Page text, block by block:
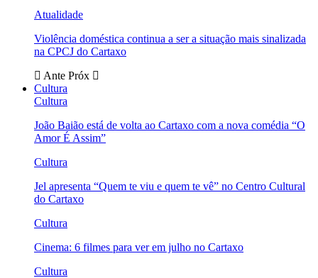
Atualidade
Violência doméstica continua a ser a situação mais sinalizada
na CPCJ do Cartaxo
Ante Próx
Cultura
Cultura
João Baião está de volta ao Cartaxo com a nova comédia “O
Amor É Assim”
Cultura
Jel apresenta “Quem te viu e quem te vê” no Centro Cultural
do Cartaxo
Cultura
Cinema: 6 filmes para ver em julho no Cartaxo
Cultura